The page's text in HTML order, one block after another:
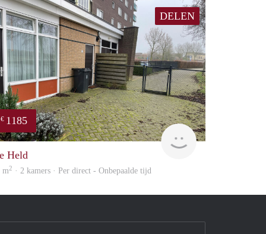
DELEN
€ 1185
GrunoVerhuur
Held
m2 · 2 kamers · Per direct - Onbepaalde tijd